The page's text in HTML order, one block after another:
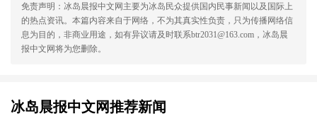
免责声明：冰岛晨报中文网主要为冰岛民众提供国内民事新闻以及国际上
的热点资讯。本篇内容来自于网络，不为其真实性负责，只为传播网络信
息为目的，非商业用途，如有异议请及时联系btr2031@163.com，冰岛晨
报中文网将为您删除。
冰岛晨报中文网推荐新闻